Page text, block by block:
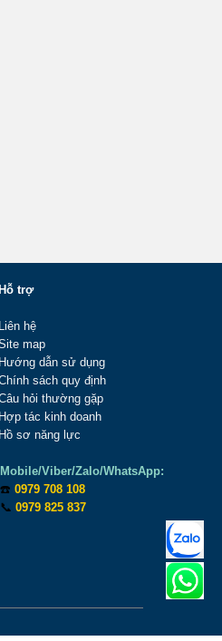
Hỗ trợ
Liên hệ
map
Hướng dẫn sử dụng
sách quy định
hỏi thường gặp
Hợp tác kinh doanh
Hồ sơ năng lực
Mobile/Viber/Zalo/WhatsApp:
☎️ 0979 708 108
📞 0979 825 837